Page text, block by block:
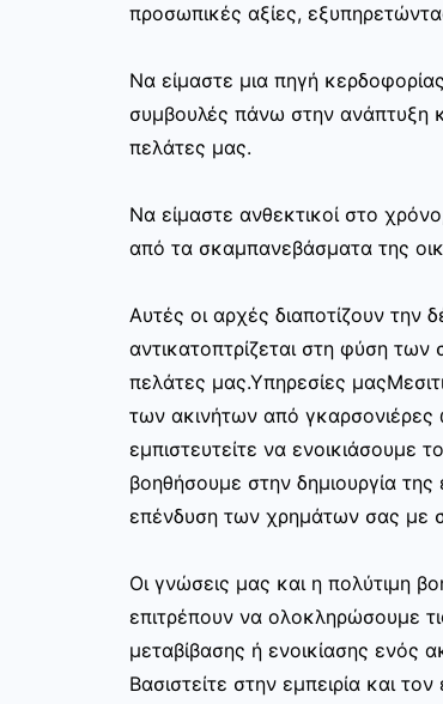
προσωπικές αξίες,
Να είμαστε μια πηγή
συμβουλές πάνω στην ανάπτυξη
πελάτες μας.
Να είμαστε ανθεκτικοί στο
από τα σκαμπανεβάσματα της
Αυτές οι αρχές διαποτίζουν την
αντικατοπτρίζεται στη φύση
πελάτες μας.Υπηρεσίες
των ακινήτων από γκαρσονιέρες
εμπιστευτείτε να ενοικιάσουμε
βοηθήσουμε στην δημιουργία
επένδυση των χρημάτων σας με
Οι γνώσεις μας και η πολύτιμη
επιτρέπουν να ολοκληρώσουμε
μεταβίβασης ή ενοικίασης ενός
Βασιστείτε στην εμπειρία και